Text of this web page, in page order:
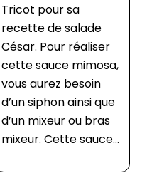
principe est le même
que pour la
fermentation : la
saumure permet le
développement de
bonnes bactéries et
empêche celui des
bactéries pathog�...